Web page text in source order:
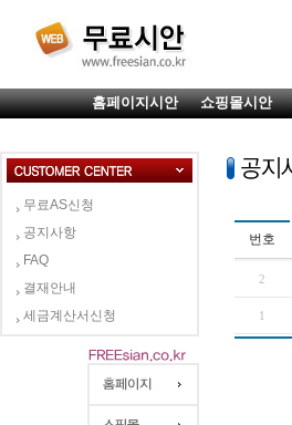
홈페이지시안 쇼핑몰시안
무료AS신청
공지사항
FAQ
결재안내
세금계산서신청
번호
2
1